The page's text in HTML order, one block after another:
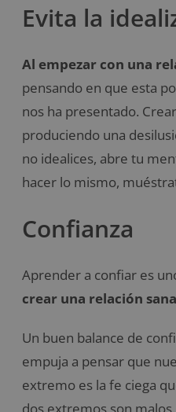
Evita la
Al empezar con una
pensando en que esta
nos ha presentado.
produciendo una
no idealices, abre tu
hacer lo mismo,
Confianza
Aprender a confiar es
crear una relación
Un buen balance de
empuja a pensar que
extremo es la fe ciega
dos extremos son